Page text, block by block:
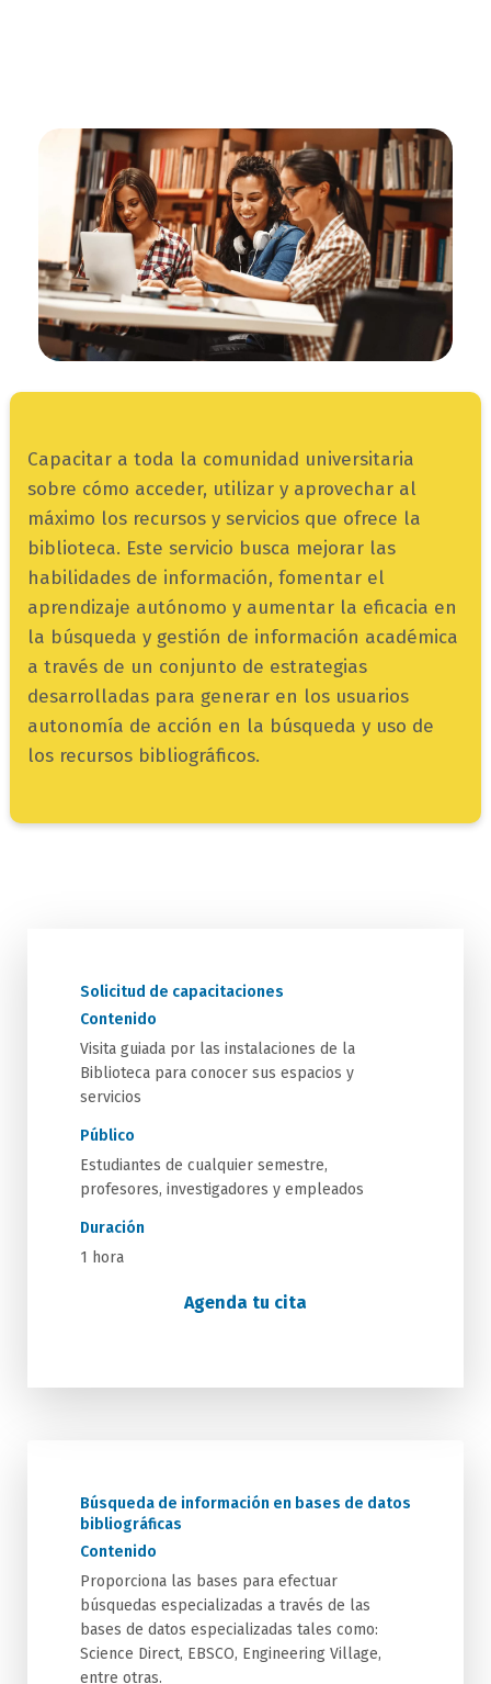
campo
texto
bloque
texto
Capacitar a toda la comunidad universitaria
sobre cómo acceder, utilizar y aprovechar al
máximo los recursos y servicios que ofrece la
biblioteca. Este servicio busca mejorar las
habilidades de información, fomentar el
aprendizaje autónomo y aumentar la eficacia en
la búsqueda y gestión de información académica
a través de un conjunto de estrategias
desarrolladas para generar en los usuarios
autonomía de acción en la búsqueda y uso de
los recursos bibliográficos.
Solicitud de capacitaciones
Contenido
Visita guiada por las instalaciones de la
Biblioteca para conocer sus espacios y
servicios
Público
Estudiantes de cualquier semestre,
profesores, investigadores y empleados
Duración
1 hora
Agenda tu cita
Búsqueda de información en bases de datos
bibliográficas
Contenido
Proporciona las bases para efectuar
búsquedas especializadas a través de las
bases de datos especializadas tales como:
Science Direct, EBSCO, Engineering Village,
entre otras.